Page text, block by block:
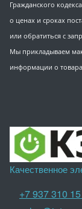
Гражданского
о ценах и сроках
или обратиться с
Мы прикладываем
информации о
Качественное
+7 937 310